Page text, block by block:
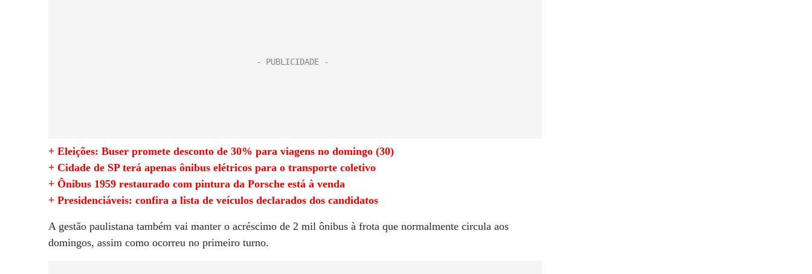
+ Eleições: Buser promete desconto de 30% para viagens no domingo (30)
+ Cidade de SP terá apenas ônibus elétricos para o transporte coletivo
+ Ônibus 1959 restaurado com pintura da Porsche está à venda
+ Presidenciáveis: confira a lista de veículos declarados dos candidatos
A gestão paulistana também vai manter o acréscimo de 2 mil ônibus à frota que normalmente circula aos
domingos, assim como ocorreu no primeiro turno.